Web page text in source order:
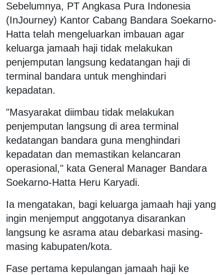
Sebelumnya, PT Angkasa Pura Indonesia
(InJourney) Kantor Cabang Bandara Soekarno-
Hatta telah mengeluarkan imbauan agar
keluarga jamaah haji tidak melakukan
penjemputan langsung kedatangan haji di
terminal bandara untuk menghindari
kepadatan.
"Masyarakat diimbau tidak melakukan
penjemputan langsung di area terminal
kedatangan bandara guna menghindari
kepadatan dan memastikan kelancaran
operasional," kata General Manager Bandara
Soekarno-Hatta Heru Karyadi.
Ia mengatakan, bagi keluarga jamaah haji yang
ingin menjemput anggotanya disarankan
langsung ke asrama atau debarkasi masing-
masing kabupaten/kota.
Fase pertama kepulangan jamaah haji ke